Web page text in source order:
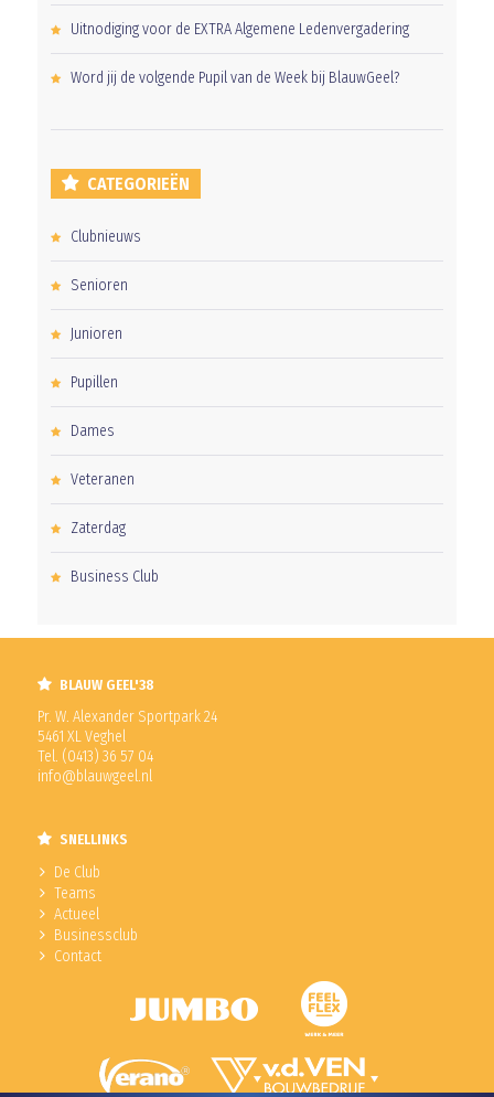
Uitnodiging voor de EXTRA Algemene Ledenvergadering
Word jij de volgende Pupil van de Week bij BlauwGeel?
CATEGORIEËN
Clubnieuws
Senioren
Junioren
Pupillen
Dames
Veteranen
Zaterdag
Business Club
BLAUW GEEL'38
Pr. W. Alexander Sportpark 24
5461 XL Veghel
Tel. (0413) 36 57 04
info@blauwgeel.nl
SNELLINKS
De Club
Teams
Actueel
Businessclub
Contact